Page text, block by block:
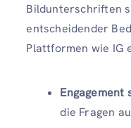
Bildunterschriften
entscheidender
Plattformen wie IG
Engagement
die Fragen